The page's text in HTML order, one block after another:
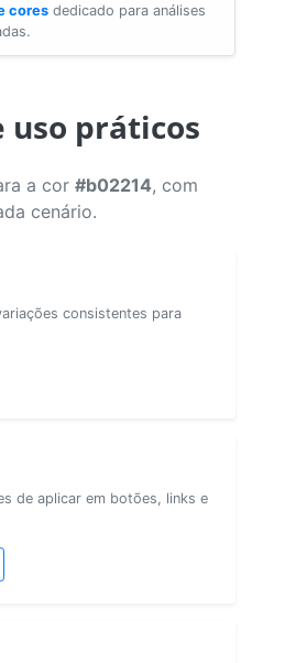
cores dedicado para análises
uso práticos
a cor #b02214, com
cenário.
consistentes para
de aplicar em botões, links e